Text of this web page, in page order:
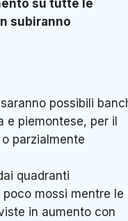
su tutte le
subiranno
possibili
e piemontese, per il
parzialmente
quadranti
mossi mentre le
in aumento con